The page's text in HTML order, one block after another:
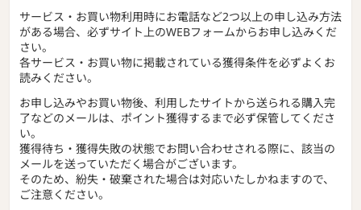
サービス・お買い物利用時にお電話など2つ以上の申し込み方法
がある場合、必ずサイト上のWEBフォームからお申し込みくだ
さい。
各サービス・お買い物に掲載されている獲得条件を必ずよくお
読みください。
お申し込みやお買い物後、利用したサイトから送られる購入完
了などのメールは、ポイント獲得するまで必ず保管してくださ
い。
獲得待ち・獲得失敗の状態でお問い合わせされる際に、該当の
メールを送っていただく場合がございます。
そのため、紛失・破棄された場合は対応いたしかねますので、
ご注意ください。